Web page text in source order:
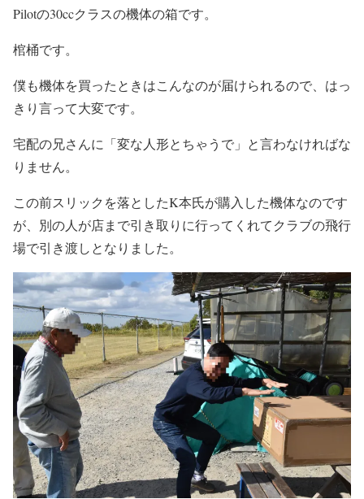
Pilotの30ccクラスの機体の箱です。
棺桶です。
僕も機体を買ったときはこんなのが届けられるので、はっ
きり言って大変です。
宅配の兄さんに「変な人形とちゃうで」と言わなければな
りません。
この前スリックを落としたK本氏が購入した機体なのです
が、別の人が店まで引き取りに行ってくれてクラブの飛行
場で引き渡しとなりました。